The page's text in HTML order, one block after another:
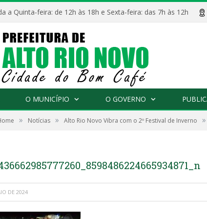
a Quinta-feira: de 12h às 18h e Sexta-feira: das 7h às 12h
O MUNICÍPIO O GOVERNO
» Notícias » Alto Rio Novo Vibra com o 2º Festival de Inverno »
DE 2024